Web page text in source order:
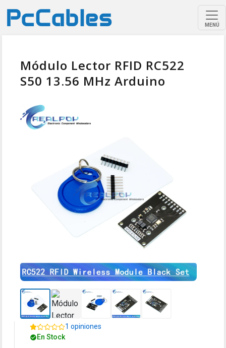
MENÚ
Módulo Lector RFID RC522
S50 13.56 MHz Arduino
1 opiniones
En Stock